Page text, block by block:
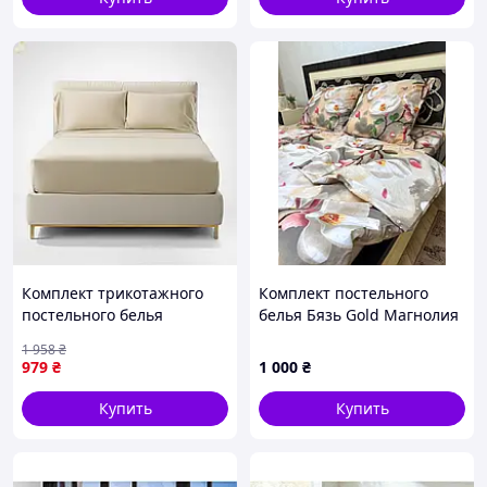
Заказы, оформленные
тот же день после 12:00 –
на следующий день или
по договоренности.
После отправки вы
получите номер
экспресс-накладной для
отслеживания.
Актуальную дату
прибытия заказа можно
просмотреть в вашем
или на сайте «Новой
почты».
(с Пром-оплатой в
соответствии с
условиями
Акции)
можливість
Комплект трикотажного
постельного белья
наволочками 160х200 см
на резинке
979 ₴
1 958₴
Купить
Комплект постельного
белья Бязь Gold Магнолия
1 000 ₴
Купить